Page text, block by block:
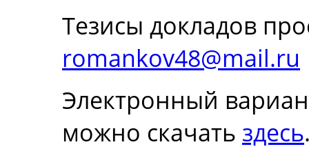
Тезисы докладов
romankov48@mail.ru
Электронный
можно скачать здесь